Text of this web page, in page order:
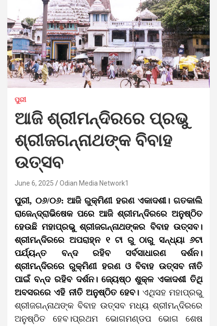
ପୁରୀ
ଆଜି ଶ୍ରୀମନ୍ଦିରରେ ପ୍ରଭୁ
ଶ୍ରୀଜଗନ୍ନାଥଙ୍କ ବିବାହ
ଉତ୍ସବ
June 6, 2025 Odian Media Network1
ପୁରୀ, ୦୬/୦୬: ଆଜି ରୁକ୍ମିଣୀ ହରଣ ଏକାଦଶୀ। ଗତକାଲି
ରାଜେନ୍ଦ୍ରାଭିଷେକ ପରେ ଆଜି ଶ୍ରୀମନ୍ଦିରରେ ଅନୁଷ୍ଠିତ
ହେଉଛି ମହାପ୍ରଭୁ ଶ୍ରୀଜଗନ୍ନାଥଙ୍କର ବିବାହ ଉତ୍ସବ।‌
ଶ୍ରୀମନ୍ଦିରରେ ଅପରାହ୍ନ ୧ ଟା ରୁ ଠାରୁ ସନ୍ଧ୍ୟା ୬ଟା
ପର୍ଯ୍ୟନ୍ତ ବନ୍ଦ ରହିବ ସର୍ବସାଧାରଣ ଦର୍ଶନ।
ଶ୍ରୀମନ୍ଦିରରେ ରୁକ୍ମିଣୀ ହରଣ ଓ ବିବାହ ଉତ୍ସବ ନୀତି
ପାଇଁ ବନ୍ଦ ରହିବ ଦର୍ଶନ। ଜ୍ୟେଷ୍ଠ ଶୁକ୍ଳ ଏକାଦଶୀ ତିଥି
ଅବସରରେ ଏହି ନୀତି ଅନୁଷ୍ଠିତ ହେବ। ଏଥିସହ ମହାପ୍ରଭୁ
ଶ୍ରୀଜଗନ୍ନାଥଙ୍କ ବିବାହ ଉତ୍ସବ ମଧ୍ୟ ଶ୍ରୀମନ୍ଦିରରେ
ଅନୁଷ୍ଠିତ ହେବ।ପ୍ରଥମ ଭୋଗମଣ୍ଡପ ଭୋଗ ଶେଷ